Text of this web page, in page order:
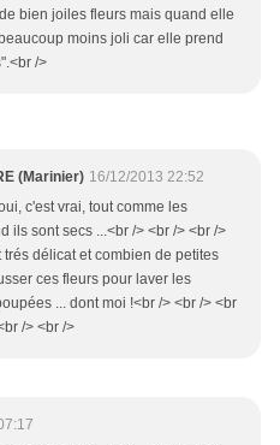
bien joiles fleurs mais quand elle
moins joli car elle prend
/>
(Marinier) 16/12/2013 22:52
c'est vrai, tout comme les
ils sont secs ...<br /> <br /> <br />
trés délicat et combien de petites
ces fleurs pour laver les
... dont moi !<br /> <br /> <br
/> <br />